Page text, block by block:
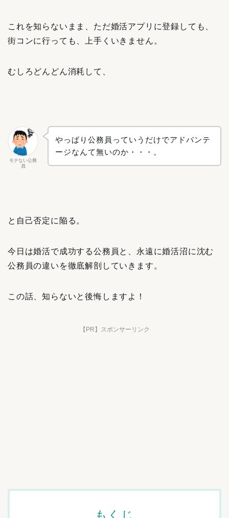
これを知らないまま、ただ婚活アプリに登録しても、
街コンに行っても、上手くいきません。
むしろどんどん消耗して、
モテない公務
員
やっぱり公務員っていうだけでアドバンテ
ージなんて無いのか・・・。
と自己否定に陥る。
今日は婚活で成功する公務員と、永遠に婚活沼に沈む
公務員の違いを徹底解剖していきます。
この話、知らないと後悔しますよ！
【PR】スポンサーリンク
もくじ